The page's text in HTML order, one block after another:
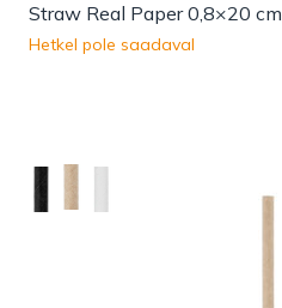
Straw Real Paper 0,8×20 cm
Hetkel pole saadaval